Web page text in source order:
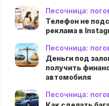
Песочница:
Телефон не
реклама в
Песочница:
Деньги под
получить
автомобиля
Песочница: